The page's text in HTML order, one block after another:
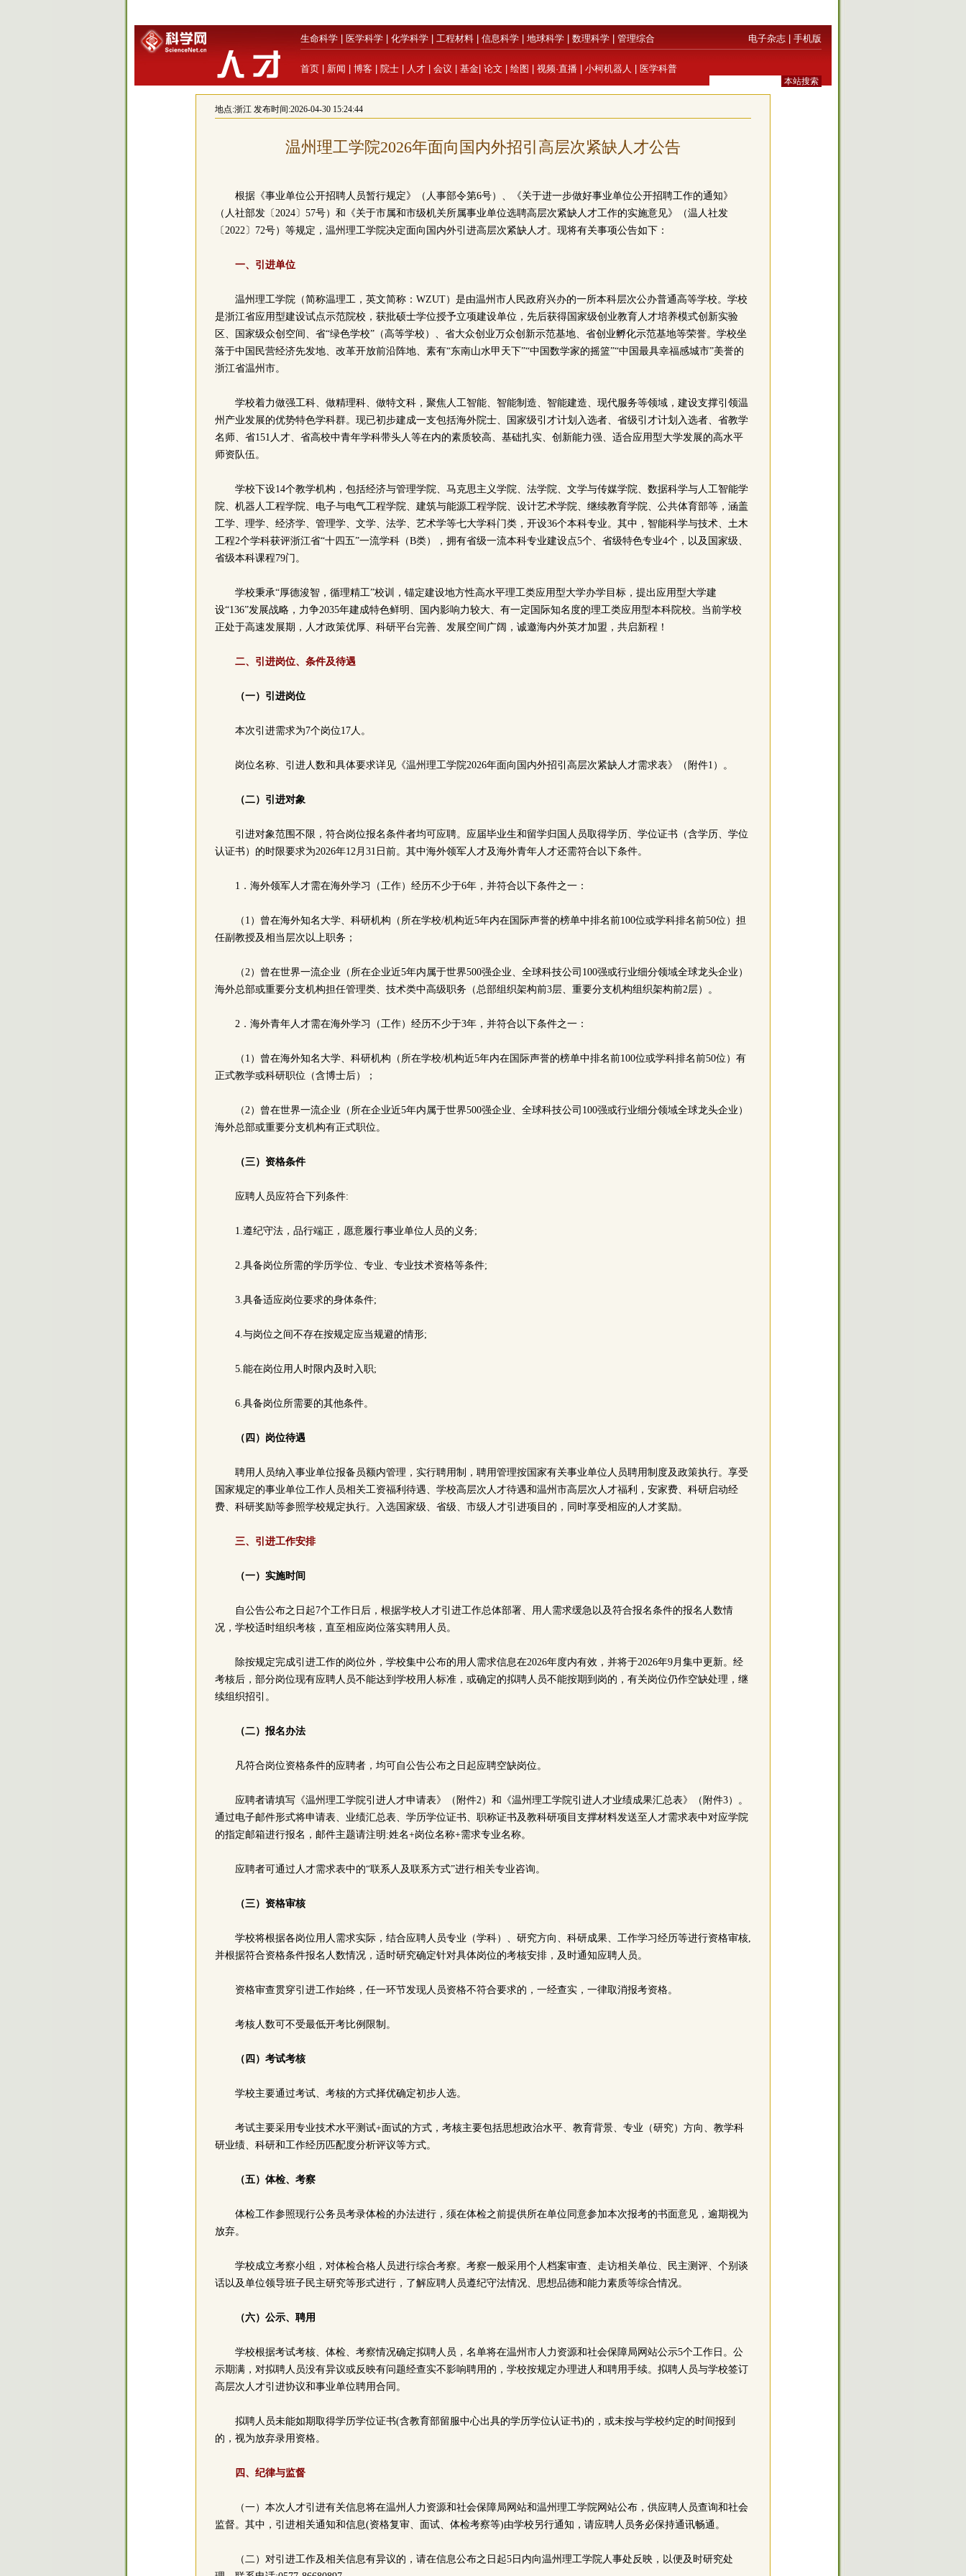
生命科学 医学科学 化学科学 工程材料 信息科学 地球科学 数理科学 管理综合 电子杂志 手机版
首页 新闻 博客 院士 人才 会议 基金 论文 绘图 视频·直播 小柯机器人 医学科普
地点:浙江发布时间:2026-04-30 15:24:44
温州理工学院2026年面向国内外招引高层次紧缺人才公告
根据《事业单位公开招聘人员暂行规定》（人事部令第6号）、《关于进一步做好事业单位公开招聘工作的通知》
（人社部发〔2024〕57号）和《关于市属和市级机关所属事业单位选聘高层次紧缺人才工作的实施意见》（温人社发
〔2022〕72号）等规定，温州理工学院决定面向国内外引进高层次紧缺人才。现将有关事项公告如下：
一、引进单位
温州理工学院（简称温理工，英文简称：WZUT）是由温州市人民政府兴办的一所本科层次公办普通高等学校。学校
是浙江省应用型建设试点示范院校，获批硕士学位授予立项建设单位，先后获得国家级创业教育人才培养模式创新实验
区、国家级众创空间、省“绿色学校”（高等学校）、省大众创业万众创新示范基地、省创业孵化示范基地等荣誉。学校坐
落于中国民营经济先发地、改革开放前沿阵地、素有“东南山水甲天下”“中国数学家的摇篮”“中国最具幸福感城市”美誉的
浙江省温州市。
学校着力做强工科、做精理科、做特文科，聚焦人工智能、智能制造、智能建造、现代服务等领域，建设支撑引领温
州产业发展的优势特色学科群。现已初步建成一支包括海外院士、国家级引才计划入选者、省级引才计划入选者、省教学
名师、省151人才、省高校中青年学科带头人等在内的素质较高、基础扎实、创新能力强、适合应用型大学发展的高水平
师资队伍。
学校下设14个教学机构，包括经济与管理学院、马克思主义学院、法学院、文学与传媒学院、数据科学与人工智能学
院、机器人工程学院、电子与电气工程学院、建筑与能源工程学院、设计艺术学院、继续教育学院、公共体育部等，涵盖
工学、理学、经济学、管理学、文学、法学、艺术学等七大学科门类，开设36个本科专业。其中，智能科学与技术、土木
工程2个学科获评浙江省“十四五”一流学科（B类），拥有省级一流本科专业建设点5个、省级特色专业4个，以及国家级、
省级本科课程79门。
学校秉承“厚德浚智，循理精工”校训，锚定建设地方性高水平理工类应用型大学办学目标，提出应用型大学建
设“136”发展战略，力争2035年建成特色鲜明、国内影响力较大、有一定国际知名度的理工类应用型本科院校。当前学校
正处于高速发展期，人才政策优厚、科研平台完善、发展空间广阔，诚邀海内外英才加盟，共启新程！
二、引进岗位、条件及待遇
（一）引进岗位
本次引进需求为7个岗位17人。
岗位名称、引进人数和具体要求详见《温州理工学院2026年面向国内外招引高层次紧缺人才需求表》（附件1）。
（二）引进对象
引进对象范围不限，符合岗位报名条件者均可应聘。应届毕业生和留学归国人员取得学历、学位证书（含学历、学位
认证书）的时限要求为2026年12月31日前。其中海外领军人才及海外青年人才还需符合以下条件。
1．海外领军人才需在海外学习（工作）经历不少于6年，并符合以下条件之一：
（1）曾在海外知名大学、科研机构（所在学校/机构近5年内在国际声誉的榜单中排名前100位或学科排名前50位）担
任副教授及相当层次以上职务；
（2）曾在世界一流企业（所在企业近5年内属于世界500强企业、全球科技公司100强或行业细分领域全球龙头企业）
海外总部或重要分支机构担任管理类、技术类中高级职务（总部组织架构前3层、重要分支机构组织架构前2层）。
2．海外青年人才需在海外学习（工作）经历不少于3年，并符合以下条件之一：
（1）曾在海外知名大学、科研机构（所在学校/机构近5年内在国际声誉的榜单中排名前100位或学科排名前50位）有
正式教学或科研职位（含博士后）；
（2）曾在世界一流企业（所在企业近5年内属于世界500强企业、全球科技公司100强或行业细分领域全球龙头企业）
海外总部或重要分支机构有正式职位。
（三）资格条件
应聘人员应符合下列条件:
1.遵纪守法，品行端正，愿意履行事业单位人员的义务;
2.具备岗位所需的学历学位、专业、专业技术资格等条件;
3.具备适应岗位要求的身体条件;
4.与岗位之间不存在按规定应当规避的情形;
5.能在岗位用人时限内及时入职;
6.具备岗位所需要的其他条件。
（四）岗位待遇
聘用人员纳入事业单位报备员额内管理，实行聘用制，聘用管理按国家有关事业单位人员聘用制度及政策执行。享受
国家规定的事业单位工作人员相关工资福利待遇、学校高层次人才待遇和温州市高层次人才福利，安家费、科研启动经
费、科研奖励等参照学校规定执行。入选国家级、省级、市级人才引进项目的，同时享受相应的人才奖励。
三、引进工作安排
（一）实施时间
自公告公布之日起7个工作日后，根据学校人才引进工作总体部署、用人需求缓急以及符合报名条件的报名人数情
况，学校适时组织考核，直至相应岗位落实聘用人员。
除按规定完成引进工作的岗位外，学校集中公布的用人需求信息在2026年度内有效，并将于2026年9月集中更新。经
考核后，部分岗位现有应聘人员不能达到学校用人标准，或确定的拟聘人员不能按期到岗的，有关岗位仍作空缺处理，继
续组织招引。
（二）报名办法
凡符合岗位资格条件的应聘者，均可自公告公布之日起应聘空缺岗位。
应聘者请填写《温州理工学院引进人才申请表》（附件2）和《温州理工学院引进人才业绩成果汇总表》（附件3）。
通过电子邮件形式将申请表、业绩汇总表、学历学位证书、职称证书及教科研项目支撑材料发送至人才需求表中对应学院
的指定邮箱进行报名，邮件主题请注明:姓名+岗位名称+需求专业名称。
应聘者可通过人才需求表中的“联系人及联系方式”进行相关专业咨询。
（三）资格审核
学校将根据各岗位用人需求实际，结合应聘人员专业（学科）、研究方向、科研成果、工作学习经历等进行资格审核,
并根据符合资格条件报名人数情况，适时研究确定针对具体岗位的考核安排，及时通知应聘人员。
资格审查贯穿引进工作始终，任一环节发现人员资格不符合要求的，一经查实，一律取消报考资格。
考核人数可不受最低开考比例限制。
（四）考试考核
学校主要通过考试、考核的方式择优确定初步人选。
考试主要采用专业技术水平测试+面试的方式，考核主要包括思想政治水平、教育背景、专业（研究）方向、教学科
研业绩、科研和工作经历匹配度分析评议等方式。
（五）体检、考察
体检工作参照现行公务员考录体检的办法进行，须在体检之前提供所在单位同意参加本次报考的书面意见，逾期视为
放弃。
学校成立考察小组，对体检合格人员进行综合考察。考察一般采用个人档案审查、走访相关单位、民主测评、个别谈
话以及单位领导班子民主研究等形式进行，了解应聘人员遵纪守法情况、思想品德和能力素质等综合情况。
（六）公示、聘用
学校根据考试考核、体检、考察情况确定拟聘人员，名单将在温州市人力资源和社会保障局网站公示5个工作日。公
示期满，对拟聘人员没有异议或反映有问题经查实不影响聘用的，学校按规定办理进人和聘用手续。拟聘人员与学校签订
高层次人才引进协议和事业单位聘用合同。
拟聘人员未能如期取得学历学位证书(含教育部留服中心出具的学历学位认证书)的，或未按与学校约定的时间报到
的，视为放弃录用资格。
四、纪律与监督
（一）本次人才引进有关信息将在温州人力资源和社会保障局网站和温州理工学院网站公布，供应聘人员查询和社会
监督。其中，引进相关通知和信息(资格复审、面试、体检考察等)由学校另行通知，请应聘人员务必保持通讯畅通。
（二）对引进工作及相关信息有异议的，请在信息公布之日起5日内向温州理工学院人事处反映，以便及时研究处